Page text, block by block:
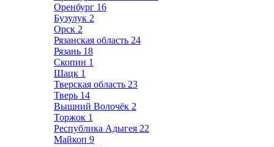
Оренбург 16
Бузулук 2
Орск 2
Рязанская область 24
Рязань 18
Скопин 1
Шацк 1
Тверская область 23
Тверь 14
Вышний Волочёк 2
Торжок 1
Республика Адыгея 22
Майкоп 9